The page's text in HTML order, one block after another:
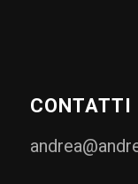
CONTATTI